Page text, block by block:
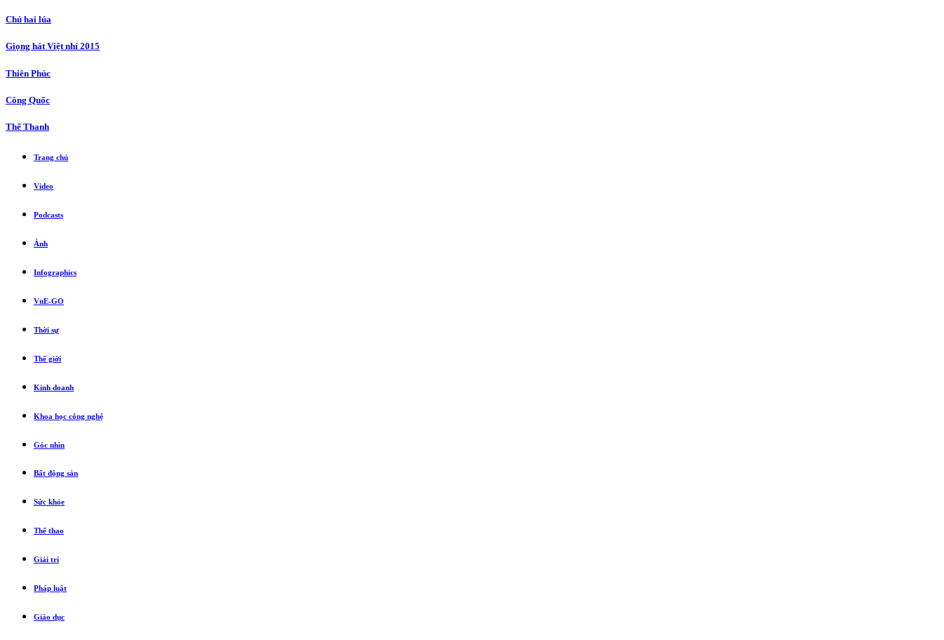
Chú hai lúa
Giọng hát Việt nhí 2015
Thiên Phúc
Công Quốc
Thế Thanh
Trang chủ
Video
Podcasts
Ảnh
Infographics
VnE-GO
Thời sự
Thế giới
Kinh doanh
Khoa học công nghệ
Góc nhìn
Bất động sản
Sức khỏe
Thể thao
Giải trí
Pháp luật
Giáo dục